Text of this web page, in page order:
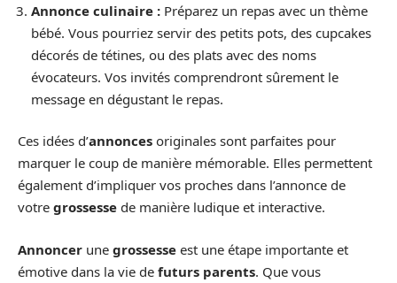
Annonce culinaire : Préparez un repas avec un thème
bébé. Vous pourriez servir des petits pots, des cupcakes
décorés de tétines, ou des plats avec des noms
évocateurs. Vos invités comprendront sûrement le
message en dégustant le repas.
Ces idées d’annonces originales sont parfaites pour
marquer le coup de manière mémorable. Elles permettent
également d’impliquer vos proches dans l’annonce de
votre grossesse de manière ludique et interactive.
Annoncer une grossesse est une étape importante et
émotive dans la vie de futurs parents. Que vous